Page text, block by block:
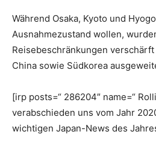
Während Osaka, Kyoto und
Ausnahmezustand wollen,
Reisebeschränkungen
China sowie Südkorea
[irp posts=“ 286204″ name=“
verabschieden uns vom Jahr
wichtigen Japan-News des